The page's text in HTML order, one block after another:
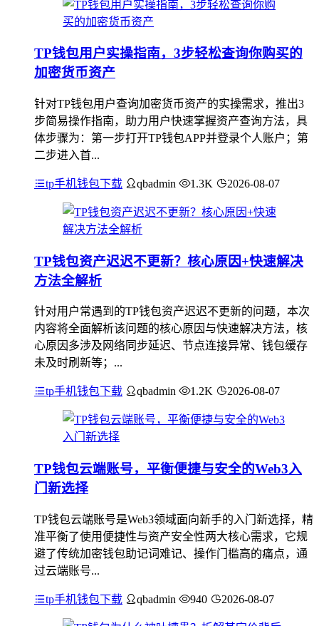
TP钱包用户实操指南，3步轻松查询你购买的
加密货币资产
针对TP钱包用户查询加密货币资产的实操需求，推出3
步简易操作指南，助力用户快速掌握资产查询方法，具
体步骤为：第一步打开TP钱包APP并登录个人账户；第
二步进入首...
tp手机钱包下载 qbadmin 1.3K 2026-08-07
TP钱包资产迟迟不更新？核心原因+快速解决
方法全解析
针对用户常遇到的TP钱包资产迟迟不更新的问题，本次
内容将全面解析该问题的核心原因与快速解决方法，核
心原因多涉及网络同步延迟、节点连接异常、钱包缓存
未及时刷新等；...
tp手机钱包下载 qbadmin 1.2K 2026-08-07
TP钱包云端账号，平衡便捷与安全的Web3入
门新选择
TP钱包云端账号是Web3领域面向新手的入门新选择，精
准平衡了使用便捷性与资产安全性两大核心需求，它规
避了传统加密钱包助记词难记、操作门槛高的痛点，通
过云端账号...
tp手机钱包下载 qbadmin 940 2026-08-07